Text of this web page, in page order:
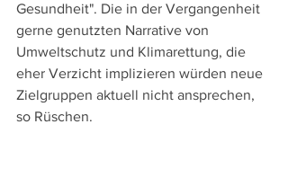
Gesundheit". Die in der Vergangenheit
gerne genutzten Narrative von
Umweltschutz und Klimarettung, die
eher Verzicht implizieren würden neue
Zielgruppen aktuell nicht ansprechen,
so Rüschen.